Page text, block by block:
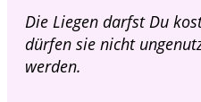
Die Liegen darfst Du
dürfen sie nicht
werden.